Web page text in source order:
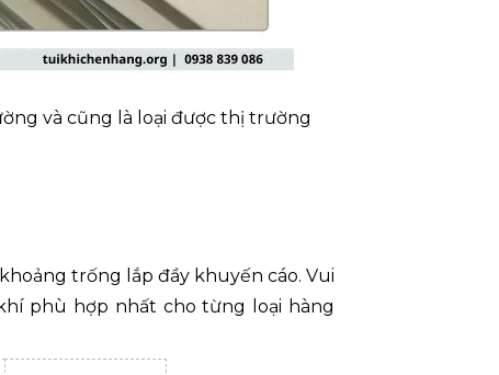
và cũng là loại được thị trường
trống lắp đầy khuyến cáo. Vui
phù hợp nhất cho từng loại hàng